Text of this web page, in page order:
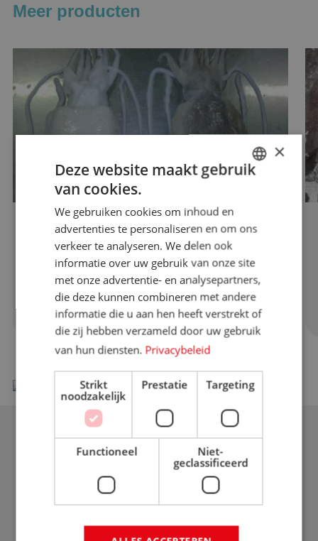
Meer producten
Sepia (Zeekat)
Sepia (Sepia officinalis) staat beter bekend
als Cuttlefi...
Lees meer over product
×
Deze website maakt gebruik
van cookies.
We gebruiken cookies om inhoud en
advertenties te personaliseren en om ons
verkeer te analyseren. We delen ook
informatie over uw gebruik van onze site
met onze advertentie- en analysepartners,
die deze kunnen combineren met andere
informatie die u aan hen heeft verstrekt of
die zij hebben verzameld door uw gebruik
van hun diensten. Privacybeleid
Strikt
noodzakelijk
Prestatie Targeting
Functioneel
Niet-
geclassificeerd